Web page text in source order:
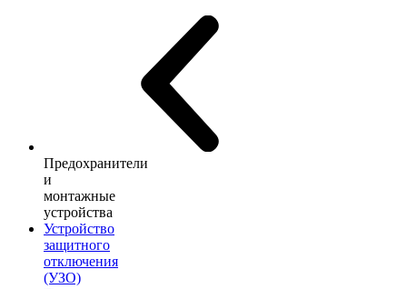
Предохранители
и
монтажные
устройства
Устройство
защитного
отключения
(УЗО)